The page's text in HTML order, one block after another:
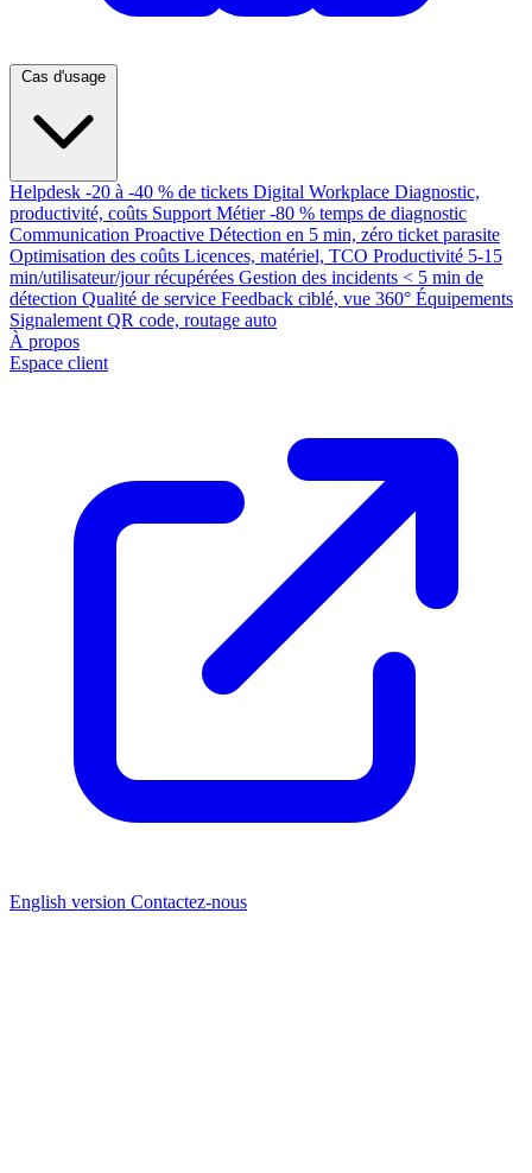
Helpdesk -20 à -40 % de tickets Digital Workplace Diagnostic,
productivité, coûts Support Métier -80 % temps de diagnostic
Communication Proactive Détection en 5 min, zéro ticket parasite
Optimisation des coûts Licences, matériel, TCO Productivité 5-15
min/utilisateur/jour récupérées Gestion des incidents < 5 min de
détection Qualité de service Feedback ciblé, vue 360° Équipements
Signalement QR code, routage auto
À propos
Espace client
English version Contactez-nous